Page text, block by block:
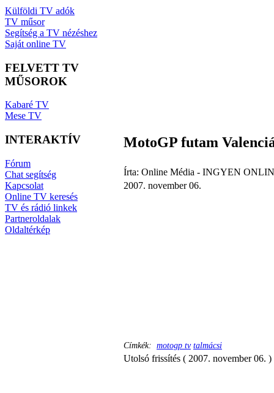
Külföldi TV adók
TV műsor
Segítség a TV nézéshez
Saját online TV
FELVETT TV
MŰSOROK
Kabaré TV
Mese TV
INTERAKTÍV
Fórum
Chat segítség
Kapcsolat
Online TV keresés
TV és rádió linkek
Partneroldalak
Oldaltérkép
MotoGP futam
Írta: Online Média - INGYEN
2007. november 06.
Címkék: motogp tv talmácsi
Utolsó frissítés ( 2007. november 06. )